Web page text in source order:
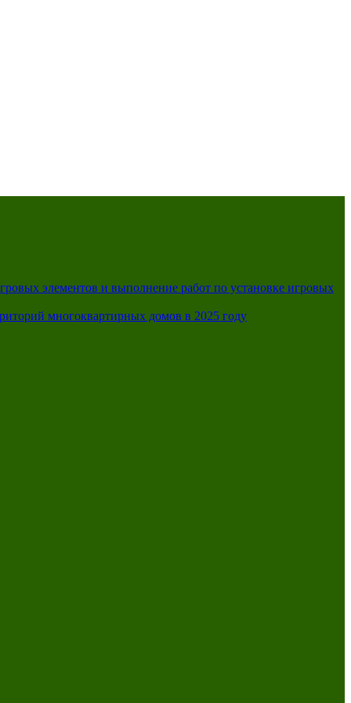
элементов и выполнение работ по установке игровых
многоквартирных домов в 2025 году